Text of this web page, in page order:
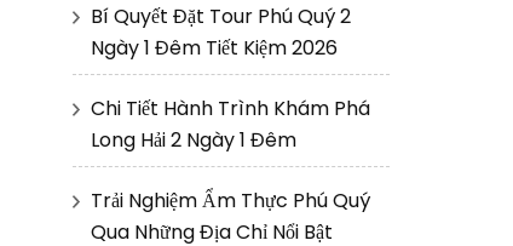
Bí Quyết Đặt Tour Phú Quý 2
Ngày 1 Đêm Tiết Kiệm 2026
Chi Tiết Hành Trình Khám Phá
Long Hải 2 Ngày 1 Đêm
Trải Nghiệm Ẩm Thực Phú Quý
Qua Những Địa Chỉ Nổi Bật